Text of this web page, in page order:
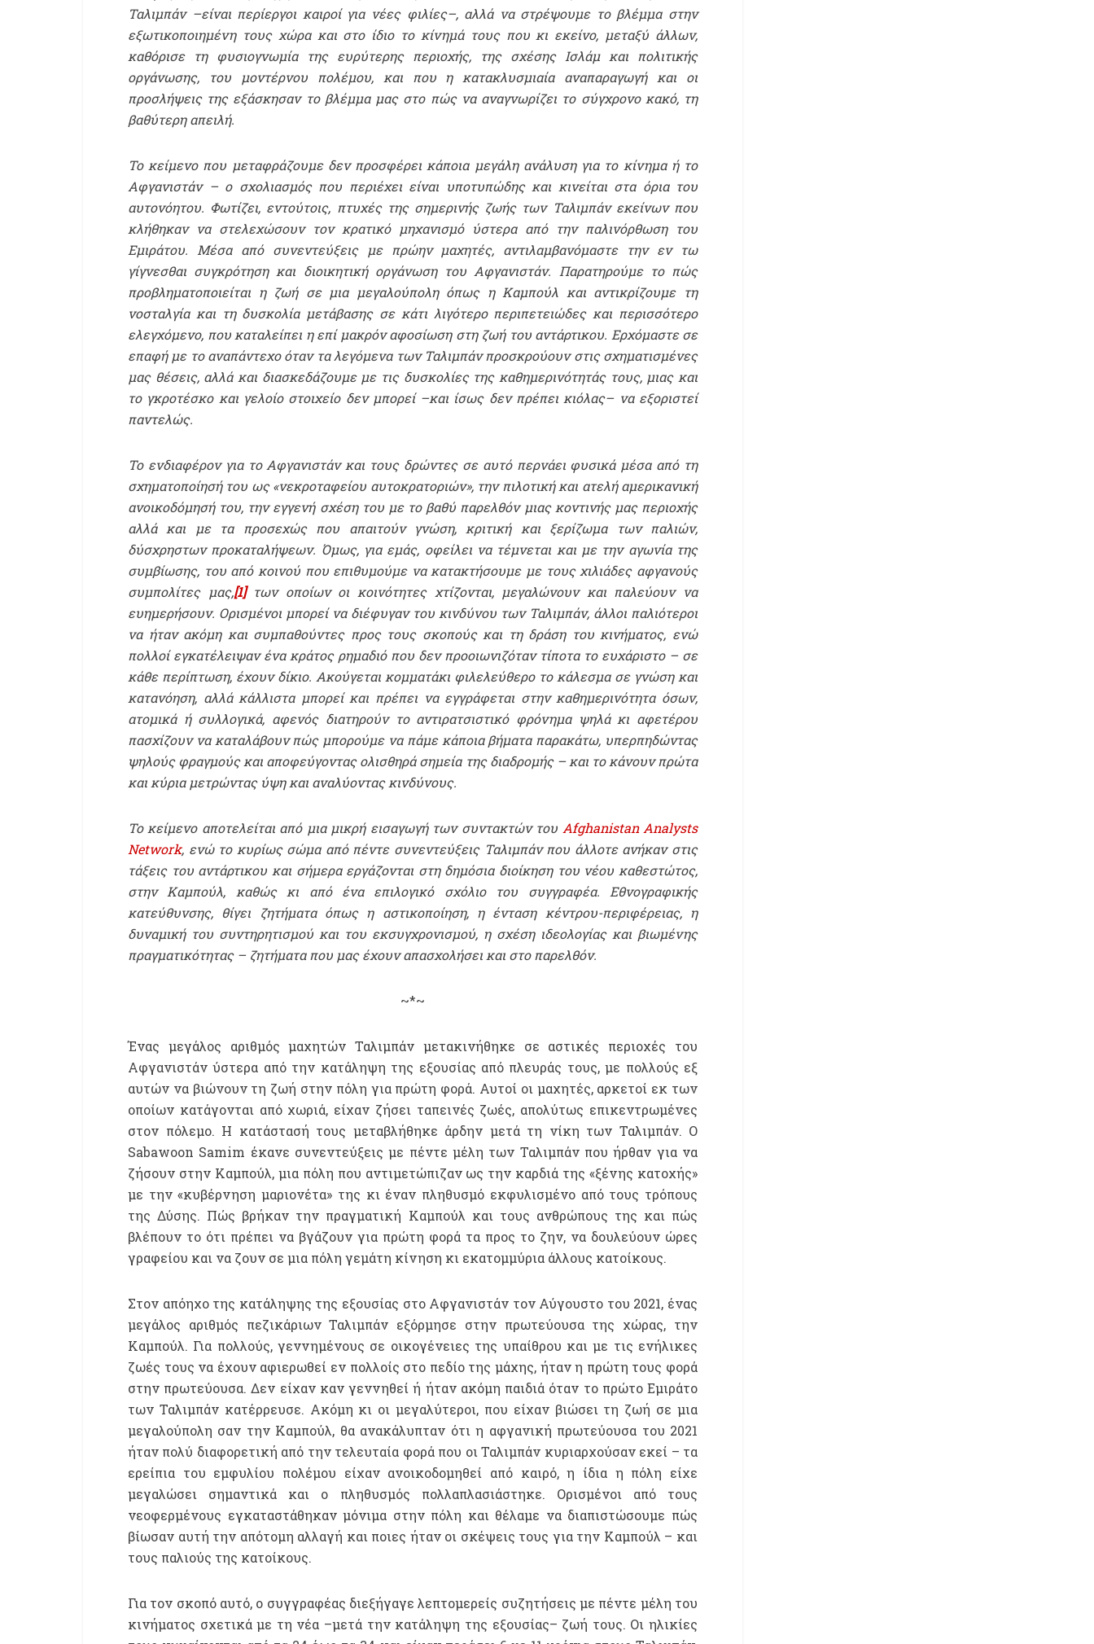
Ταλιμπάν –είναι περίεργοι καιροί για νέες φιλίες–, αλλά να στρέψουμε το βλέμμα στην
εξωτικοποιημένη τους χώρα και στο ίδιο το κίνημά τους που κι εκείνο, μεταξύ άλλων,
καθόρισε τη φυσιογνωμία της ευρύτερης περιοχής, της σχέσης Ισλάμ και πολιτικής
οργάνωσης, του μοντέρνου πολέμου, και που η κατακλυσμιαία αναπαραγωγή και οι
προσλήψεις της εξάσκησαν το βλέμμα μας στο πώς να αναγνωρίζει το σύγχρονο κακό, τη
βαθύτερη απειλή.
Το κείμενο που μεταφράζουμε δεν προσφέρει κάποια μεγάλη ανάλυση για το κίνημα ή το
Αφγανιστάν – ο σχολιασμός που περιέχει είναι υποτυπώδης και κινείται στα όρια του
αυτονόητου. Φωτίζει, εντούτοις, πτυχές της σημερινής ζωής των Ταλιμπάν εκείνων που
κλήθηκαν να στελεχώσουν τον κρατικό μηχανισμό ύστερα από την παλινόρθωση του
Εμιράτου. Μέσα από συνεντεύξεις με πρώην μαχητές, αντιλαμβανόμαστε την εν τω
γίγνεσθαι συγκρότηση και διοικητική οργάνωση του Αφγανιστάν. Παρατηρούμε το πώς
προβληματοποιείται η ζωή σε μια μεγαλούπολη όπως η Καμπούλ και αντικρίζουμε τη
νοσταλγία και τη δυσκολία μετάβασης σε κάτι λιγότερο περιπετειώδες και περισσότερο
ελεγχόμενο, που καταλείπει η επί μακρόν αφοσίωση στη ζωή του αντάρτικου. Ερχόμαστε σε
επαφή με το αναπάντεχο όταν τα λεγόμενα των Ταλιμπάν προσκρούουν στις σχηματισμένες
μας θέσεις, αλλά και διασκεδάζουμε με τις δυσκολίες της καθημερινότητάς τους, μιας και
το γκροτέσκο και γελοίο στοιχείο δεν μπορεί –και ίσως δεν πρέπει κιόλας– να εξοριστεί
παντελώς.
Το ενδιαφέρον για το Αφγανιστάν και τους δρώντες σε αυτό περνάει φυσικά μέσα από τη
σχηματοποίησή του ως «νεκροταφείου αυτοκρατοριών», την πιλοτική και ατελή αμερικανική
ανοικοδόμησή του, την εγγενή σχέση του με το βαθύ παρελθόν μιας κοντινής μας περιοχής
αλλά και με τα προσεχώς που απαιτούν γνώση, κριτική και ξερίζωμα των παλιών,
δύσχρηστων προκαταλήψεων. Όμως, για εμάς, οφείλει να τέμνεται και με την αγωνία της
συμβίωσης, του από κοινού που επιθυμούμε να κατακτήσουμε με τους χιλιάδες αφγανούς
συμπολίτες μας,[1]των οποίων οι κοινότητες χτίζονται, μεγαλώνουν και παλεύουν να
ευημερήσουν. Ορισμένοι μπορεί να διέφυγαν του κινδύνου των Ταλιμπάν, άλλοι παλιότεροι
να ήταν ακόμη και συμπαθούντες προς τους σκοπούς και τη δράση του κινήματος, ενώ
πολλοί εγκατέλειψαν ένα κράτος ρημαδιό που δεν προοιωνιζόταν τίποτα το ευχάριστο – σε
κάθε περίπτωση, έχουν δίκιο. Ακούγεται κομματάκι φιλελεύθερο το κάλεσμα σε γνώση και
κατανόηση, αλλά κάλλιστα μπορεί και πρέπει να εγγράφεται στην καθημερινότητα όσων,
ατομικά ή συλλογικά, αφενός διατηρούν το αντιρατσιστικό φρόνημα ψηλά κι αφετέρου
πασχίζουν να καταλάβουν πώς μπορούμε να πάμε κάποια βήματα παρακάτω, υπερπηδώντας
ψηλούς φραγμούς και αποφεύγοντας ολισθηρά σημεία της διαδρομής – και το κάνουν πρώτα
και κύρια μετρώντας ύψη και αναλύοντας κινδύνους.
Το κείμενο αποτελείται από μια μικρή εισαγωγή των συντακτών του Afghanistan Analysts
Network, ενώ το κυρίως σώμα από πέντε συνεντεύξεις Ταλιμπάν που άλλοτε ανήκαν στις
τάξεις του αντάρτικου και σήμερα εργάζονται στη δημόσια διοίκηση του νέου καθεστώτος,
στην Καμπούλ, καθώς κι από ένα επιλογικό σχόλιο του συγγραφέα. Εθνογραφικής
κατεύθυνσης, θίγει ζητήματα όπως η αστικοποίηση, η ένταση κέντρου-περιφέρειας, η
δυναμική του συντηρητισμού και του εκσυγχρονισμού, η σχέση ιδεολογίας και βιωμένης
πραγματικότητας – ζητήματα που μας έχουν απασχολήσει και στο παρελθόν.
~*~
Ένας μεγάλος αριθμός μαχητών Ταλιμπάν μετακινήθηκε σε αστικές περιοχές του
Αφγανιστάν ύστερα από την κατάληψη της εξουσίας από πλευράς τους, με πολλούς εξ
αυτών να βιώνουν τη ζωή στην πόλη για πρώτη φορά. Αυτοί οι μαχητές, αρκετοί εκ των
οποίων κατάγονται από χωριά, είχαν ζήσει ταπεινές ζωές, απολύτως επικεντρωμένες
στον πόλεμο. Η κατάστασή τους μεταβλήθηκε άρδην μετά τη νίκη των Ταλιμπάν. Ο
Sabawoon Samim έκανε συνεντεύξεις με πέντε μέλη των Ταλιμπάν που ήρθαν για να
ζήσουν στην Καμπούλ, μια πόλη που αντιμετώπιζαν ως την καρδιά της «ξένης κατοχής»
με την «κυβέρνηση μαριονέτα» της κι έναν πληθυσμό εκφυλισμένο από τους τρόπους
της Δύσης. Πώς βρήκαν την πραγματική Καμπούλ και τους ανθρώπους της και πώς
βλέπουν το ότι πρέπει να βγάζουν για πρώτη φορά τα προς το ζην, να δουλεύουν ώρες
γραφείου και να ζουν σε μια πόλη γεμάτη κίνηση κι εκατομμύρια άλλους κατοίκους.
Στον απόηχο της κατάληψης της εξουσίας στο Αφγανιστάν τον Αύγουστο του 2021, ένας
μεγάλος αριθμός πεζικάριων Ταλιμπάν εξόρμησε στην πρωτεύουσα της χώρας, την
Καμπούλ. Για πολλούς, γεννημένους σε οικογένειες της υπαίθρου και με τις ενήλικες
ζωές τους να έχουν αφιερωθεί εν πολλοίς στο πεδίο της μάχης, ήταν η πρώτη τους φορά
στην πρωτεύουσα. Δεν είχαν καν γεννηθεί ή ήταν ακόμη παιδιά όταν το πρώτο Εμιράτο
των Ταλιμπάν κατέρρευσε. Ακόμη κι οι μεγαλύτεροι, που είχαν βιώσει τη ζωή σε μια
μεγαλούπολη σαν την Καμπούλ, θα ανακάλυπταν ότι η αφγανική πρωτεύουσα του 2021
ήταν πολύ διαφορετική από την τελευταία φορά που οι Ταλιμπάν κυριαρχούσαν εκεί – τα
ερείπια του εμφυλίου πολέμου είχαν ανοικοδομηθεί από καιρό, η ίδια η πόλη είχε
μεγαλώσει σημαντικά και ο πληθυσμός πολλαπλασιάστηκε. Ορισμένοι από τους
νεοφερμένους εγκαταστάθηκαν μόνιμα στην πόλη και θέλαμε να διαπιστώσουμε πώς
βίωσαν αυτή την απότομη αλλαγή και ποιες ήταν οι σκέψεις τους για την Καμπούλ – και
τους παλιούς της κατοίκους.
Για τον σκοπό αυτό, ο συγγραφέας διεξήγαγε λεπτομερείς συζητήσεις με πέντε μέλη του
κινήματος σχετικά με τη νέα –μετά την κατάληψη της εξουσίας– ζωή τους. Οι ηλικίες